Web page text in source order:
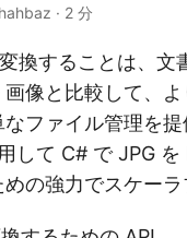
· 2 分
換することは、文
像と比較して、
なファイル管理を
して C# で JPG
の強力でスケーラ